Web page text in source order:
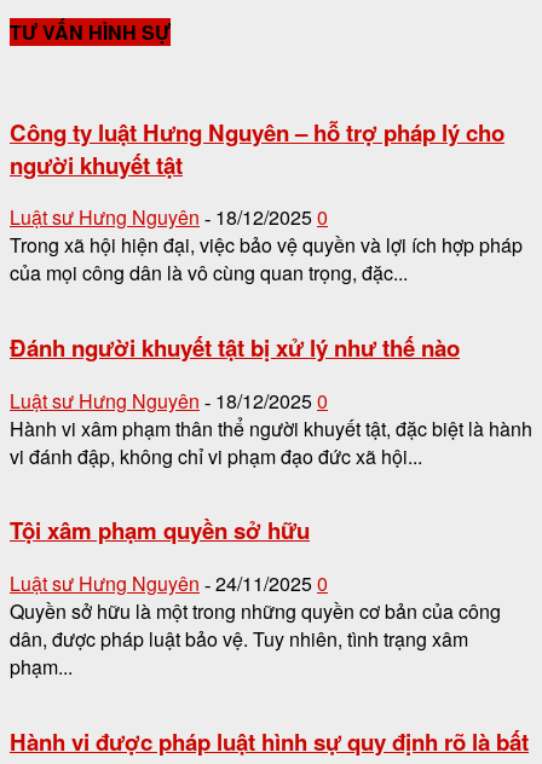
TƯ VẤN HÌNH SỰ
Công ty luật Hưng Nguyên – hỗ trợ pháp lý cho
người khuyết tật
Luật sư Hưng Nguyên - 18/12/20250
Trong xã hội hiện đại, việc bảo vệ quyền và lợi ích hợp pháp
của mọi công dân là vô cùng quan trọng, đặc...
Đánh người khuyết tật bị xử lý như thế nào
Luật sư Hưng Nguyên - 18/12/20250
Hành vi xâm phạm thân thể người khuyết tật, đặc biệt là hành
vi đánh đập, không chỉ vi phạm đạo đức xã hội...
Tội xâm phạm quyền sở hữu
Luật sư Hưng Nguyên - 24/11/20250
Quyền sở hữu là một trong những quyền cơ bản của công
dân, được pháp luật bảo vệ. Tuy nhiên, tình trạng xâm
phạm...
Hành vi được pháp luật hình sự quy định rõ là bất